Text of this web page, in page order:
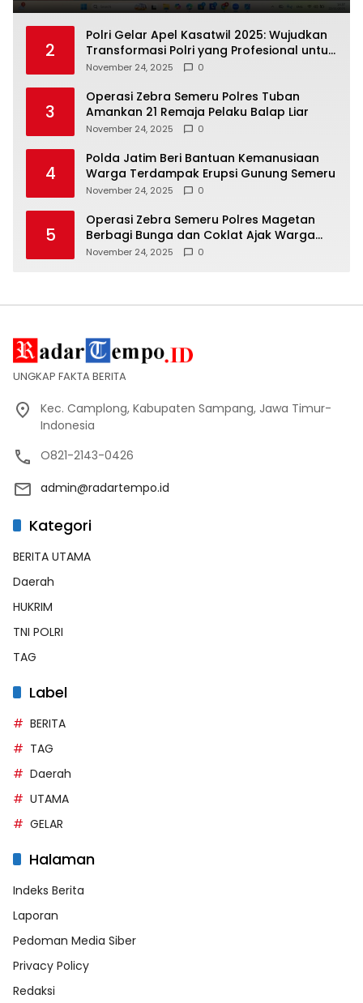
2
Polri Gelar Apel Kasatwil 2025: Wujudkan
Transformasi Polri yang Profesional untuk
Masyarakat
November 24, 2025 0
3
Operasi Zebra Semeru Polres Tuban
Amankan 21 Remaja Pelaku Balap Liar
November 24, 2025 0
4
Polda Jatim Beri Bantuan Kemanusiaan
Warga Terdampak Erupsi Gunung Semeru
November 24, 2025 0
5
Operasi Zebra Semeru Polres Magetan
Berbagi Bunga dan Coklat Ajak Warga
Tertib Lalin
November 24, 2025 0
UNGKAP FAKTA BERITA
Kec. Camplong, Kabupaten Sampang, Jawa Timur-
Indonesia
O821-2143-0426
admin@radartempo.id
Kategori
BERITA UTAMA
Daerah
HUKRIM
TNI POLRI
TAG
Label
BERITA
TAG
Daerah
UTAMA
GELAR
Halaman
Indeks Berita
Laporan
Pedoman Media Siber
Privacy Policy
Redaksi